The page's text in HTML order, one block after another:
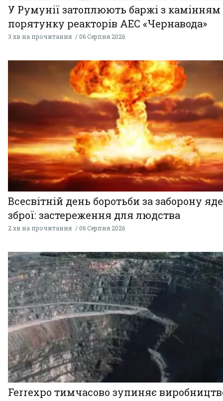
У Румунії затоплюють баржі з
порятунку реакторів АЕС «Чернавода»
3 хв на прочитання 06 Серпня 2026
Всесвітній день боротьби за заборону
зброї: застереження для людства
2 хв на прочитання 06 Серпня 2026
Ferrexpo тимчасово зупиняє